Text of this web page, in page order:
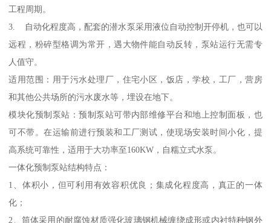
工程周期。
3. 自动化程度高，配套的潜水泵采用液位自动控制开停机，也可以
远程，粉碎型格调为常开，遇大物件能自动反转，泵站运行无需专
人值守。
适用范围：用于污水处理厂，住宅小区，饭店，学校，工厂，营房
和其他公共场所的污水废水等，埋设在地下。
模块化预制泵站：预制泵站可带内部维修平台和地上控制面板，也
可不带。在运输前进行预装和工厂测试，使现场安装时间小化，提
高系统可靠性，适用于大功率至160KW，自糯立式水泵。
一体化预制泵站结构特点：
1、体积小，但可利用有效容积优良；集成化程度高，真正的一体
化；
2、筒体采用的耐腐蚀材质强化玻璃钢机械缠绕成形或内衬特种钢外